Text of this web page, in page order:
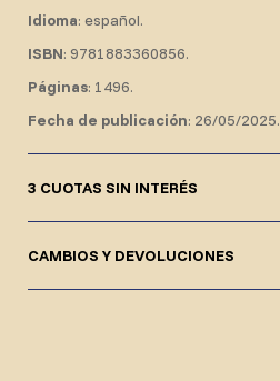
Idioma: español.
ISBN: 9781883360856.
Páginas: 1496.
Fecha de publicación: 26/05/2025.
3 CUOTAS SIN INTERÉS
CAMBIOS Y DEVOLUCIONES